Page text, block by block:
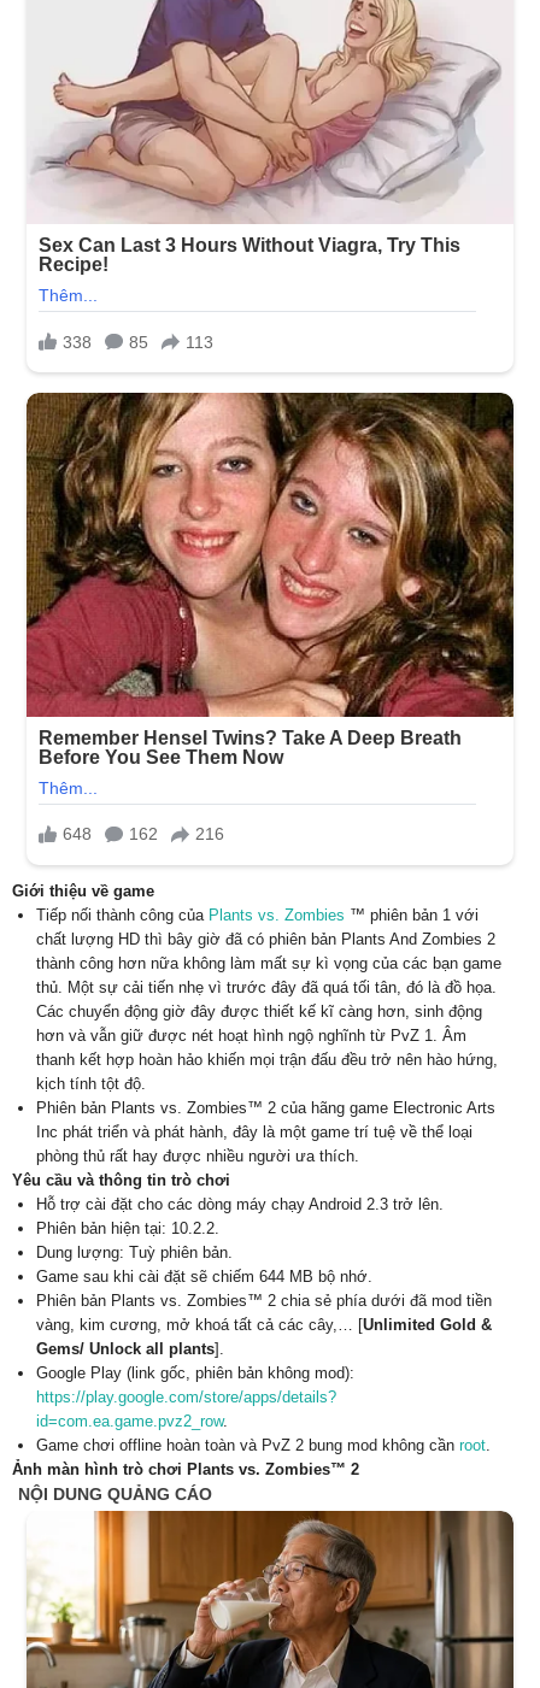
Giới thiệu về game
Tiếp nối thành công của Plants vs. Zombies ™ phiên bản 1 với
chất lượng HD thì bây giờ đã có phiên bản Plants And Zombies 2
thành công hơn nữa không làm mất sự kì vọng của các bạn game
thủ. Một sự cải tiến nhẹ vì trước đây đã quá tối tân, đó là đồ họa.
Các chuyển động giờ đây được thiết kế kĩ càng hơn, sinh động
hơn và vẫn giữ được nét hoạt hình ngộ nghĩnh từ PvZ 1. Âm
thanh kết hợp hoàn hảo khiến mọi trận đấu đều trở nên hào hứng,
kịch tính tột độ.
Phiên bản Plants vs. Zombies™ 2 của hãng game Electronic Arts
Inc phát triển và phát hành, đây là một game trí tuệ về thể loại
phòng thủ rất hay được nhiều người ưa thích.
Yêu cầu và thông tin trò chơi
Hỗ trợ cài đặt cho các dòng máy chạy Android 2.3 trở lên.
Phiên bản hiện tại: 10.2.2.
Dung lượng: Tuỳ phiên bản.
Game sau khi cài đặt sẽ chiếm 644 MB bộ nhớ.
Phiên bản Plants vs. Zombies™ 2 chia sẻ phía dưới đã mod tiền
vàng, kim cương, mở khoá tất cả các cây,… [Unlimited Gold &
Gems/ Unlock all plants].
Google Play (link gốc, phiên bản không mod):
https://play.google.com/store/apps/details?
id=com.ea.game.pvz2_row.
Game chơi offline hoàn toàn và PvZ 2 bung mod không cần root
Ảnh màn hình trò chơi Plants vs. Zombies™ 2